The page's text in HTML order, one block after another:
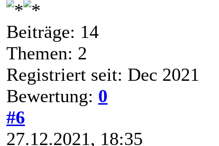
Beiträge: 14
Themen: 2
Registriert seit: Dec 2021
Bewertung: 0
#6
27.12.2021, 18:35